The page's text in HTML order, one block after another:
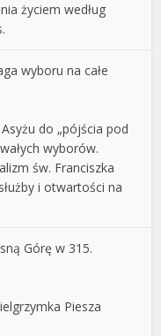
życiem według
wyboru na całe
do „pójścia pod
wyborów.
św. Franciszka
i otwartości na
Górę w 315.
Piesza